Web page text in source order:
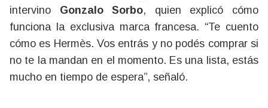
intervino Gonzalo Sorbo, quien explicó cómo
funciona la exclusiva marca francesa. “Te cuento
cómo es Hermès. Vos entrás y no podés comprar si
no te la mandan en el momento. Es una lista, estás
mucho en tiempo de espera”, señaló.